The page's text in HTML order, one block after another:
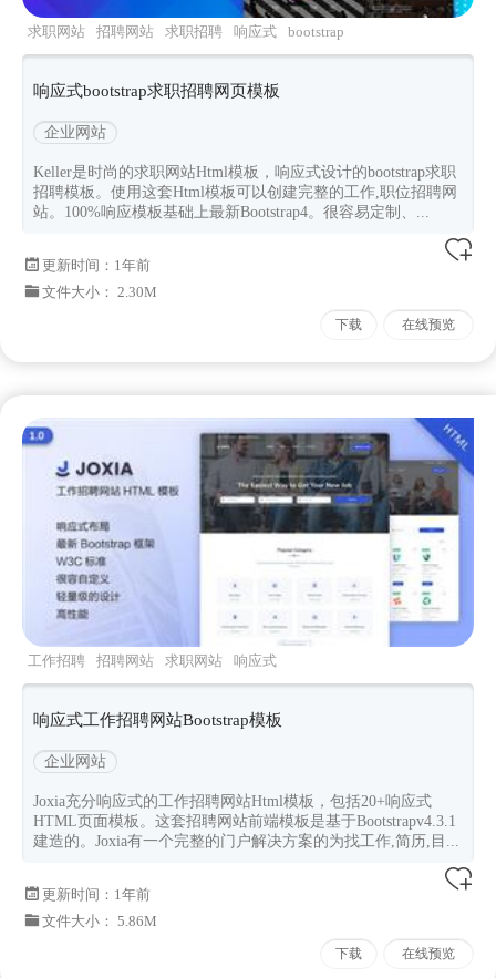
求职网站 招聘网站 求职招聘 响应式 bootstrap
响应式bootstrap求职招聘网页模板
企业网站
Keller是时尚的求职网站Html模板，响应式设计的bootstrap求职
招聘模板。使用这套Html模板可以创建完整的工作,职位招聘网
站。100%响应模板基础上最新Bootstrap4。很容易定制、...
更新时间： 1年前
文件大小： 2.30M
下载 在线预览
工作招聘 招聘网站 求职网站
响应式
响应式工作招聘网站Bootstrap模板
企业网站
Joxia充分响应式的工作招聘网站Html模板，包括20+响应式
HTML页面模板。这套招聘网站前端模板是基于Bootstrapv4.3.1
建造的。Joxia有一个完整的门户解决方案的为找工作,简历,目...
更新时间： 1年前
文件大小： 5.86M
下载 在线预览